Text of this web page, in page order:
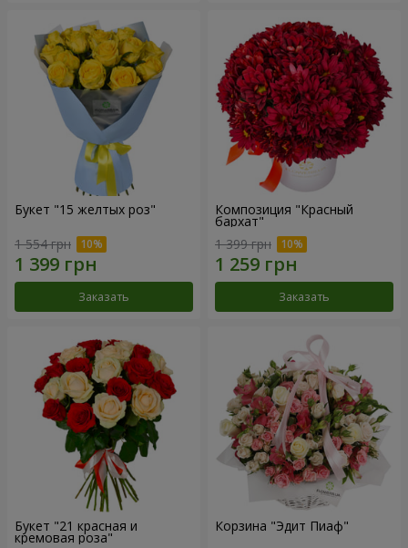
Букет "15 желтых роз"
1 554 грн
Заказать
Композиция "Красный
бархат"
1 399 грн
Заказать
Букет "21 красная и
кремовая роза"
Корзина "Эдит Пиаф"